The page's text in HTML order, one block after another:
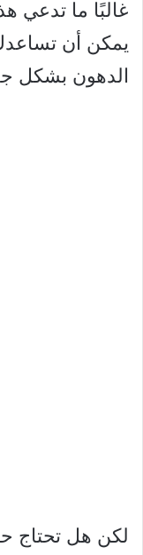
غالبًا ما تدعي
يمكن أن
الدهون بشكل
لكن هل تحتاج